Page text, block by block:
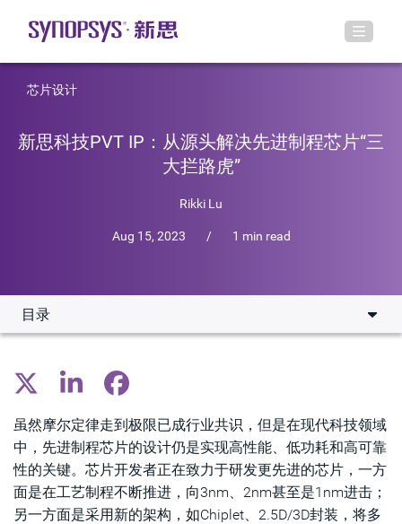
芯片设计
新思科技PVT IP：从源头解决先进制程芯片“三
大拦路虎”
Rikki Lu
Aug 15, 2023 / 1 min read
目录
PVT监控器：先进制程芯片成功的关键
新思科技PVT监控IP成功通过台积公司认证
新思PVT监控IP核适用多个目标市场应用
新思科技SLM PVT监控IP实际应用案例分享
虽然摩尔定律走到极限已成行业共识，但是在现代科技领域
中，先进制程芯片的设计仍是实现高性能、低功耗和高可靠
性的关键。芯片开发者正在致力于研发更先进的芯片，一方
面是在工艺制程不断推进，向3nm、2nm甚至是1nm进击；
另一方面是采用新的架构，如Chiplet、2.5D/3D封装，将多